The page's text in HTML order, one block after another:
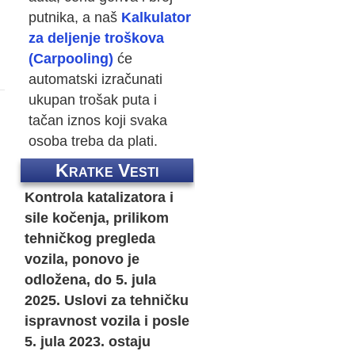
putnika, a naš Kalkulator
za deljenje troškova
(Carpooling) će
automatski izračunati
ukupan trošak puta i
tačan iznos koji svaka
osoba treba da plati.
Kratke Vesti
Kontrola katalizatora i
sile kočenja, prilikom
tehničkog pregleda
vozila, ponovo je
odložena, do 5. jula
2025. Uslovi za tehničku
ispravnost vozila i posle
5. jula 2023. ostaju